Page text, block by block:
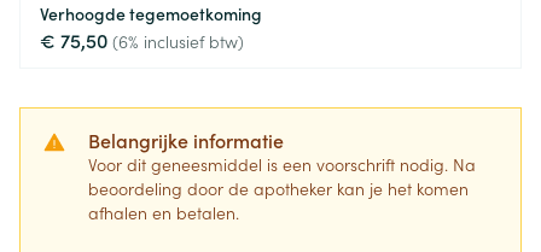
Verhoogde tegemoetkoming
€ 75,50 (6% inclusief btw)
Belangrijke informatie
Voor dit geneesmiddel is een voorschrift nodig. Na
beoordeling door de apotheker kan je het komen
afhalen en betalen.